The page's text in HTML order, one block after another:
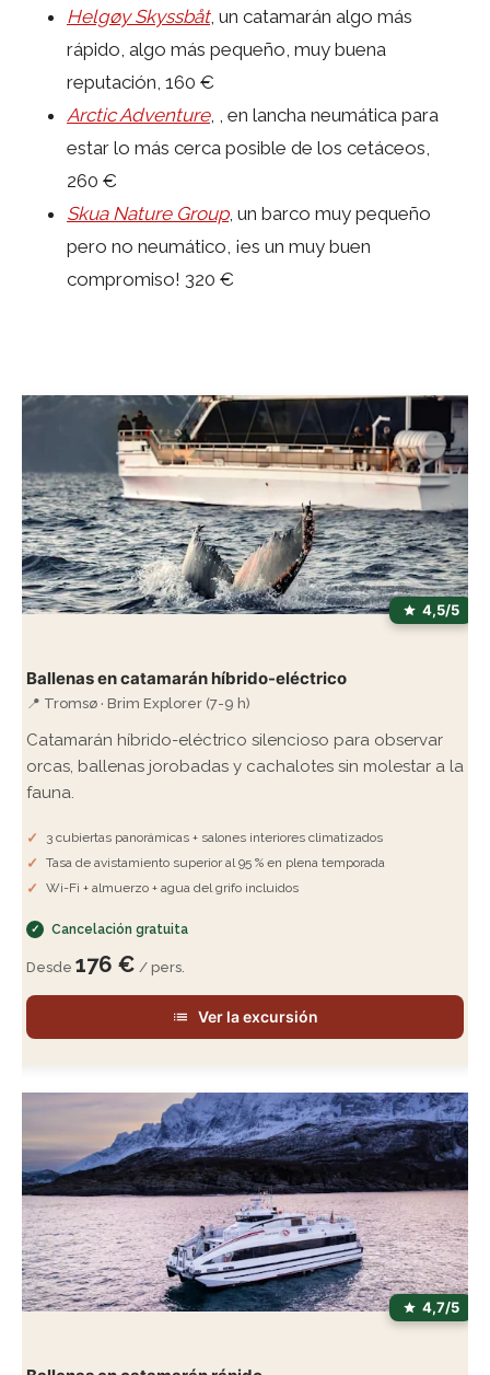
Helgøy Skyssbåt, un catamarán algo más
rápido, algo más pequeño, muy buena
reputación, 160 €
Arctic Adventure, , en lancha neumática para
estar lo más cerca posible de los cetáceos,
260 €
Skua Nature Group, un barco muy pequeño
pero no neumático, ¡es un muy buen
compromiso! 320 €
4,5/5
Ballenas en catamarán híbrido-eléctrico
📍 Tromsø · Brim Explorer (7-9 h)
Catamarán híbrido-eléctrico silencioso para observar
orcas, ballenas jorobadas y cachalotes sin molestar a la
fauna.
3 cubiertas panorámicas + salones interiores climatizados
Tasa de avistamiento superior al 95 % en plena temporada
Wi-Fi + almuerzo + agua del grifo incluidos
Cancelación gratuita
Desde 176 € / pers.
Ver la excursión
4,7/5